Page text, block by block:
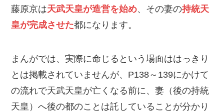
藤原京は天武天皇が造営を始め、その妻の持統天
皇が完成させた都になります。
まんがでは、実際に命じるという場面ははっきり
とは掲載されていませんが、P138～139にかけて
の流れで天武天皇が亡くなる前に、妻（後の持統
天皇）へ後の都のことは託していることが分かり